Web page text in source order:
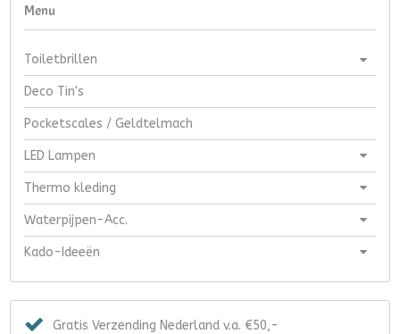
Menu
Toiletbrillen
Deco Tin's
Pocketscales / Geldtelmach
LED Lampen
Thermo kleding
Waterpijpen-Acc.
Kado-Ideeën
Gratis Verzending Nederland v.a. €50,-